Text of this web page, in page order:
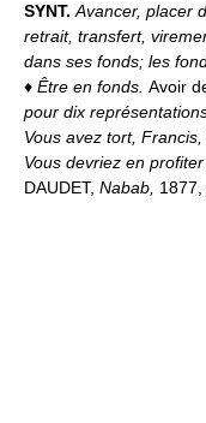
SYNT.Avancer, placer
retrait, transfert,
dans ses fonds; les
♦ Être en fonds. Avoir
pour dix
Vous avez tort,
Vous devriez en
DAUDET, Nabab,